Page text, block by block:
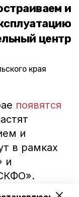
и
центр
края
появятся
и
в рамках
и